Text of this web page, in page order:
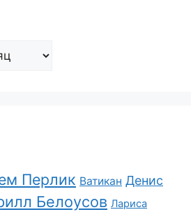
Перлик Ватикан Денис
Белоусов Лариса